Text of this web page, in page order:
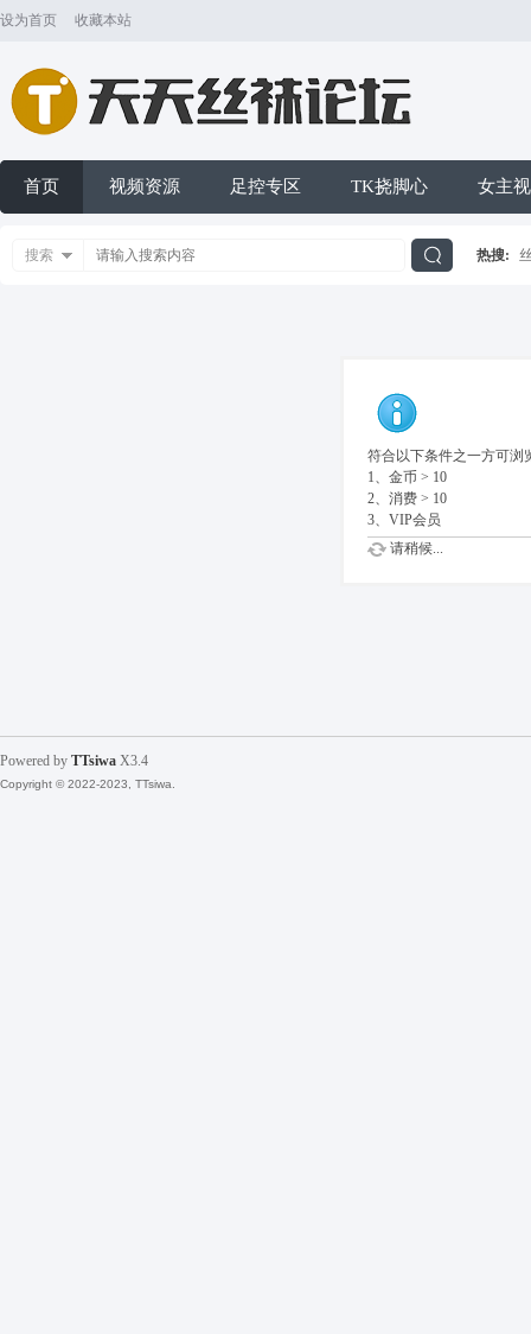
设为首页 收藏本站
首页 视频资源 足控专区 TK挠脚心 女主
搜索 热搜:
符合以下条件之一方可浏
1、金币 > 10
2、消费 > 10
3、VIP会员
请稍候...
Powered by TTsiwa X3.4
Copyright © 2022-2023, TTsiwa.